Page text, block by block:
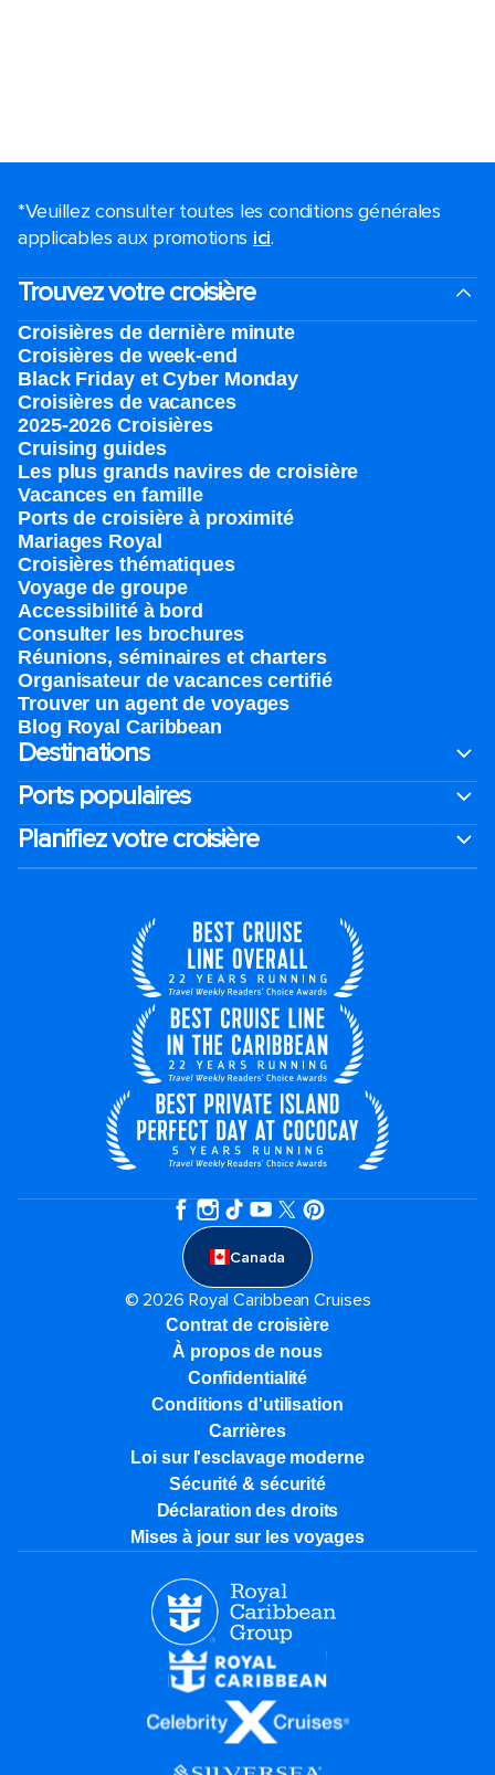
*Veuillez consulter toutes les conditions générales
applicables aux promotions ici.
Trouvez votre croisière
Croisières de dernière minute
Croisières de week-end
Black Friday et Cyber Monday
Croisières de vacances
2025-2026 Croisières
Cruising guides
Les plus grands navires de croisière
Vacances en famille
Ports de croisière à proximité
Mariages Royal
Croisières thématiques
Voyage de groupe​
Accessibilité à bord​
Consulter les brochures
Réunions, séminaires et charters
Organisateur de vacances certifié
Trouver un agent de voyages
Blog Royal Caribbean
Destinations
Ports populaires
Planifiez votre croisière
Canada
© 2026 Royal Caribbean Cruises
Contrat de croisière
À propos de nous
Confidentialité
Conditions d'utilisation
Carrières
Loi sur l'esclavage moderne
Sécurité & sécurité
Déclaration des droits
Mises à jour sur les voyages